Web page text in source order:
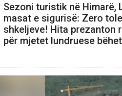
Sezoni turistik në Himarë,
masat e sigurisë: Zero
shkeljeve! Hita prezanton
për mjetet lundruese